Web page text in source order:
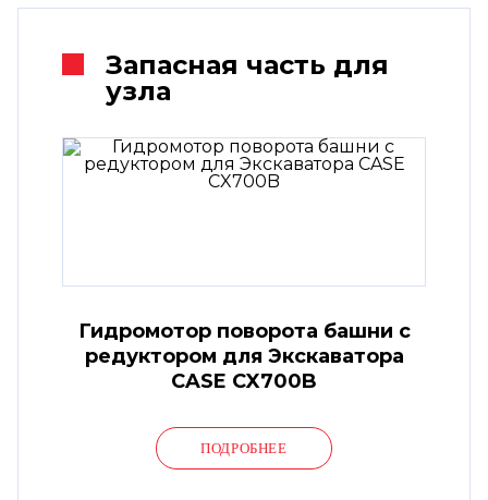
Запасная часть для
узла
Гидромотор поворота башни с
редуктором для Экскаватора
CASE CX700B
ПОДРОБНЕЕ